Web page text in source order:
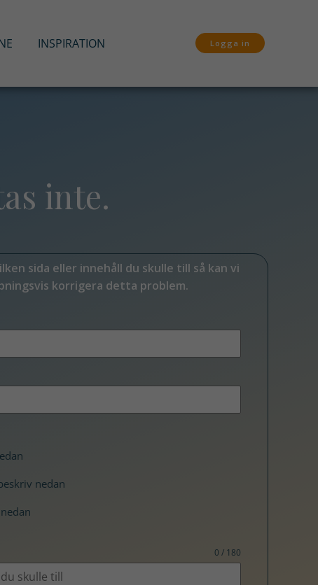
INSPIRATION Logga in
inte.
sida eller innehåll du skulle till så kan vi
korrigera detta problem.
nedan
0 / 180